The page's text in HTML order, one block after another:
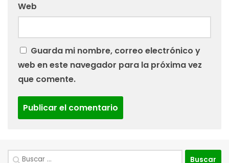
Web
Guarda mi nombre, correo electrónico y
web en este navegador para la próxima vez
que comente.
Buscar: